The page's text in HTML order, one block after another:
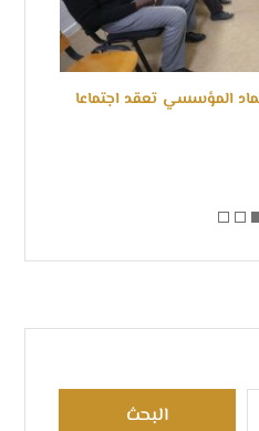
المؤسسي تعقد اجتماعا
البحث